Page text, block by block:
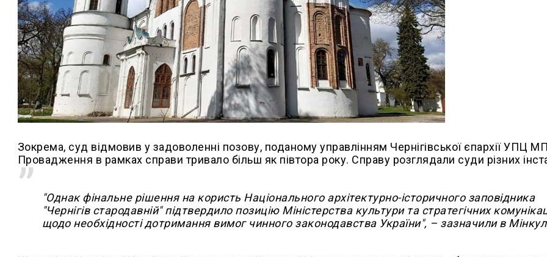
Зокрема, суд відмовив у задоволенні позову, поданому управлінням Чернігівської єпархії УПЦ
Провадження в рамках справи тривало більш як півтора року. Справу розглядали суди різних
"Однак фінальне рішення на користь Національного архітектурно-історичного заповідника
"Чернігів стародавній" підтвердило позицію Міністерства культури та стратегічних
щодо необхідності дотримання вимог чинного законодавства України", – зазначили в